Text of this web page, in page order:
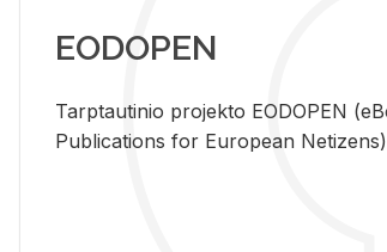
EODOPEN
Tarp­tau­ti­nio pro­jek­to EO­DO­PEN
Pub­li­ca­tions for Eu­ro­pe­an